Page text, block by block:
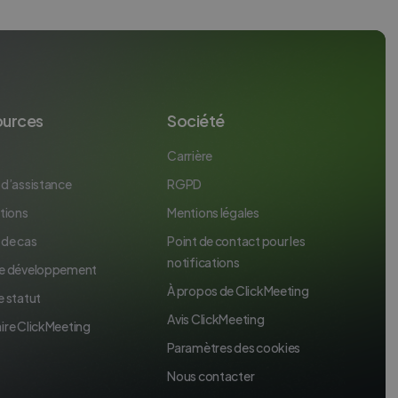
cas
développement
statut
ClickMeeting
Société
Carrière
RGPD
Mentions légales
Point de contact pour les
notifications
À propos de ClickMeeting
Avis ClickMeeting
Paramètres des cookies
Nous contacter